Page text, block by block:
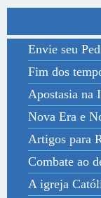
Envie seu
Fim dos
Apostasia na
Nova Era e
Artigos para
Combate ao
A igreja